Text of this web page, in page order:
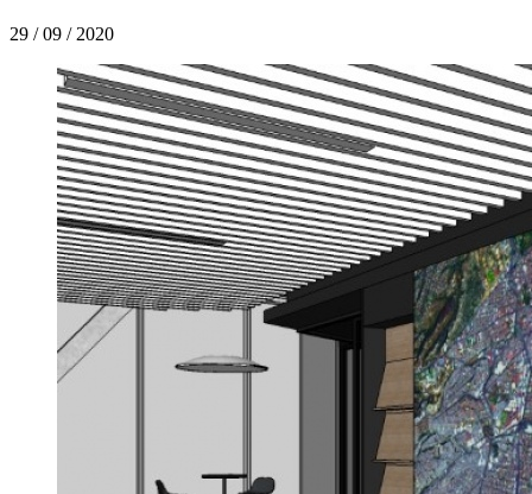
29 / 09 / 2020